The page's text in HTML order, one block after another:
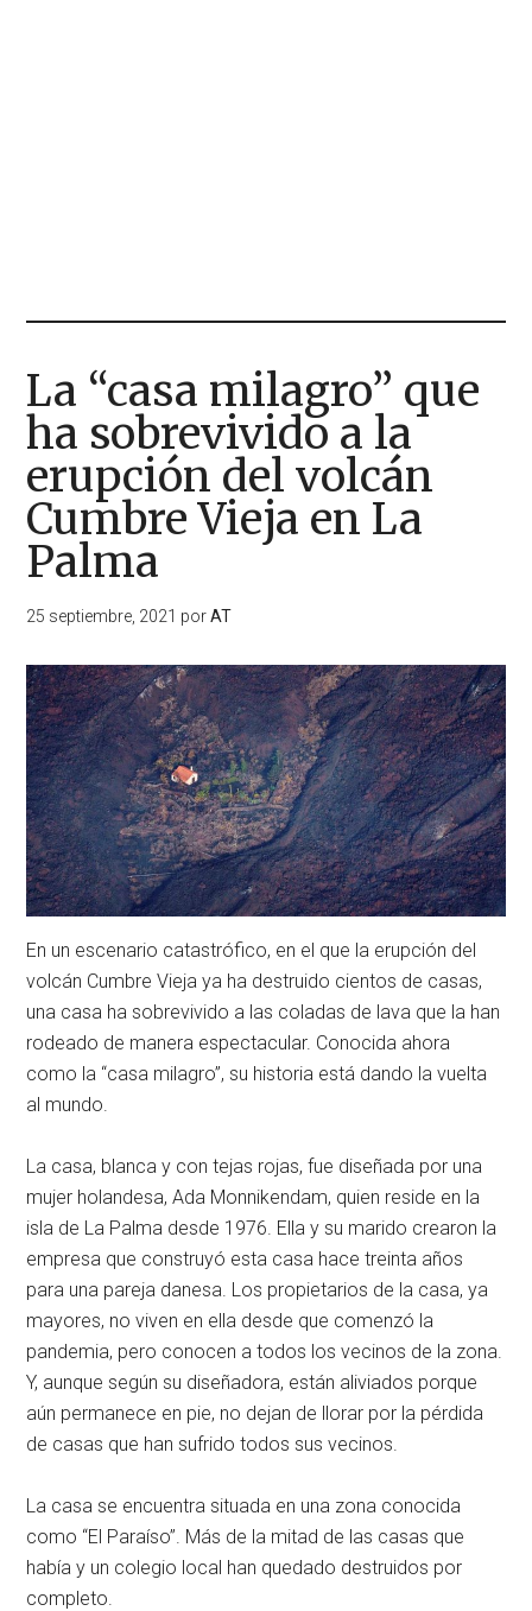
La “casa milagro” que
ha sobrevivido a la
erupción del volcán
Cumbre Vieja en La
Palma
25 septiembre, 2021 porAT
En un escenario catastrófico, en el que la erupción del
volcán Cumbre Vieja ya ha destruido cientos de casas,
una casa ha sobrevivido a las coladas de lava que la han
rodeado de manera espectacular. Conocida ahora
como la “casa milagro”, su historia está dando la vuelta
al mundo.
La casa, blanca y con tejas rojas, fue diseñada por una
mujer holandesa, Ada Monnikendam, quien reside en la
isla de La Palma desde 1976. Ella y su marido crearon la
empresa que construyó esta casa hace treinta años
para una pareja danesa. Los propietarios de la casa, ya
mayores, no viven en ella desde que comenzó la
pandemia, pero conocen a todos los vecinos de la zona.
Y, aunque según su diseñadora, están aliviados porque
aún permanece en pie, no dejan de llorar por la pérdida
de casas que han sufrido todos sus vecinos.
La casa se encuentra situada en una zona conocida
como “El Paraíso”. Más de la mitad de las casas que
había y un colegio local han quedado destruidos por
completo.